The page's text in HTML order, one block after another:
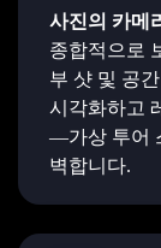
사진의 카메
종합적으로
부 샷 및 공
시각화하고
—가상 투어
벽합니다.